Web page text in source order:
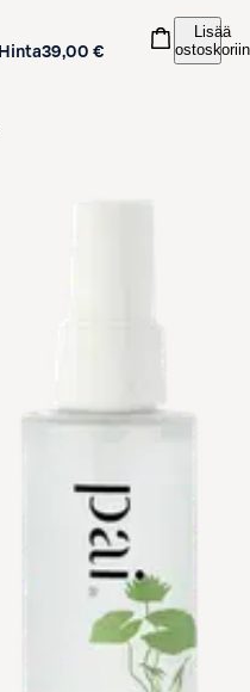
Hinta39,00 €
Lisää
ostoskoriin